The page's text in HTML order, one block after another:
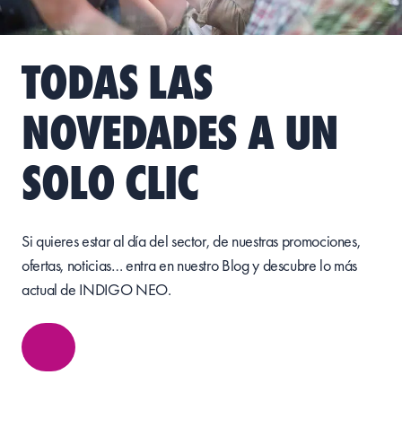
TODAS LAS
NOVEDADES A UN
SOLO CLIC
Si quieres estar al día del sector, de nuestras promociones,
ofertas, noticias… entra en nuestro Blog y descubre lo más
actual de INDIGO NEO.